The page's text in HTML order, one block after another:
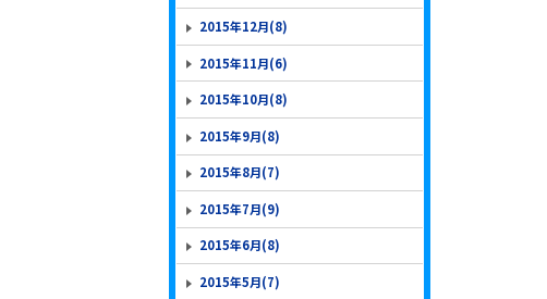
2015年12月(8)
2015年11月(6)
2015年10月(8)
2015年9月(8)
2015年8月(7)
2015年7月(9)
2015年6月(8)
2015年5月(7)